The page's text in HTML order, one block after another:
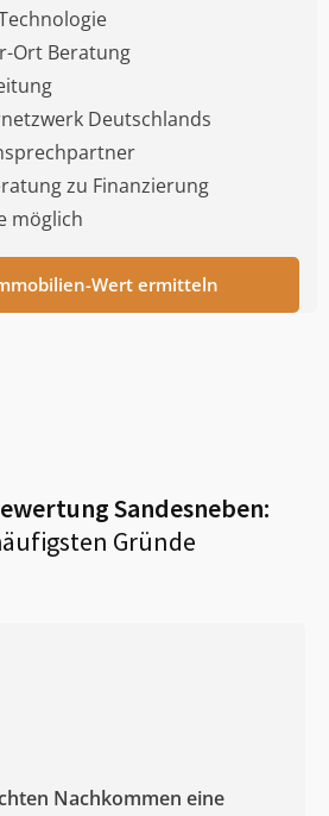
Ort Beratung
Deutschlands
zu Finanzierung
möglich
Wert ermitteln
Sandesneben:
Gründe
Nachkommen eine